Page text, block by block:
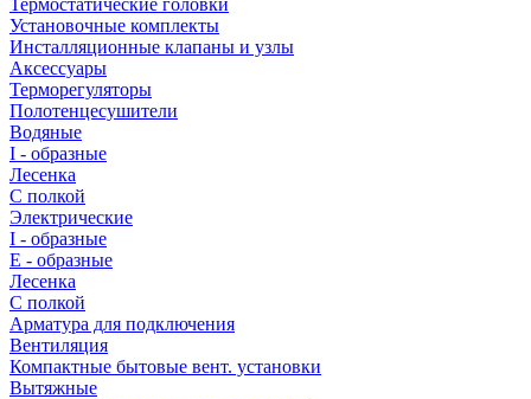
Термостатические головки
Установочные комплекты
Инсталляционные клапаны и узлы
Аксессуары
Терморегуляторы
Полотенцесушители
Водяные
I - образные
Лесенка
С полкой
Электрические
I - образные
E - образные
Лесенка
С полкой
Арматура для подключения
Вентиляция
Компактные бытовые вент. установки
Вытяжные